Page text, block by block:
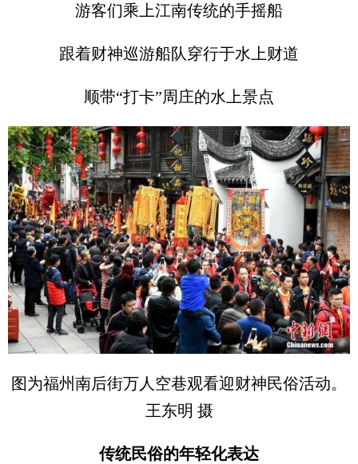
游客们乘上江南传统的手摇船
跟着财神巡游船队穿行于水上财道
顺带“打卡”周庄的水上景点
图为福州南后街万人空巷观看迎财神民俗活动。
王东明 摄
传统民俗的年轻化表达